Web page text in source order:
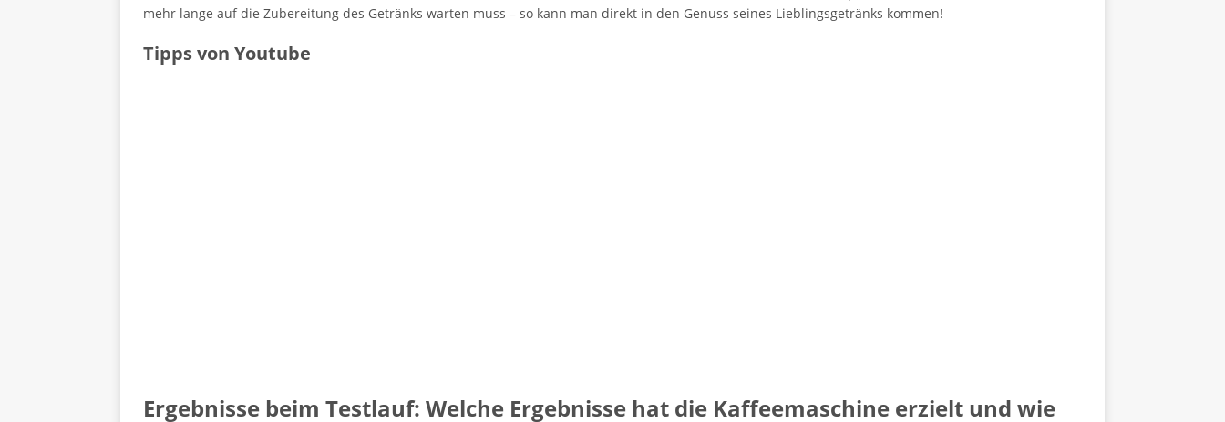
mehr lange auf die Zubereitung des Getränks warten muss – so kann man direkt in den Genuss seines Lieblingsgetränks kommen!
Tipps von Youtube
Ergebnisse beim Testlauf: Welche Ergebnisse hat die Kaffeemaschine erzielt und wie